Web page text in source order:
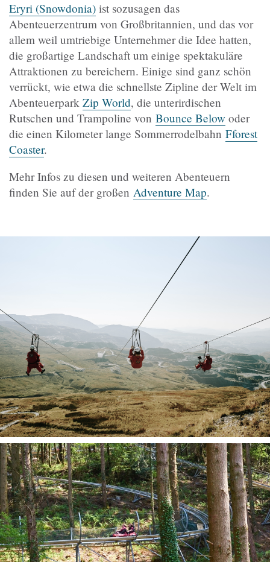
Eryri (Snowdonia) ist sozusagen das
Abenteuerzentrum von Großbritannien, und das vor
allem weil umtriebige Unternehmer die Idee hatten,
die großartige Landschaft um einige spektakuläre
Attraktionen zu bereichern. Einige sind ganz schön
verrückt, wie etwa die schnellste Zipline der Welt im
Abenteuerpark Zip World, die unterirdischen
Rutschen und Trampoline von Bounce Below oder
die einen Kilometer lange Sommerrodelbahn Fforest
Coaster.
Mehr Infos zu diesen und weiteren Abenteuern
finden Sie auf der großen Adventure Map.